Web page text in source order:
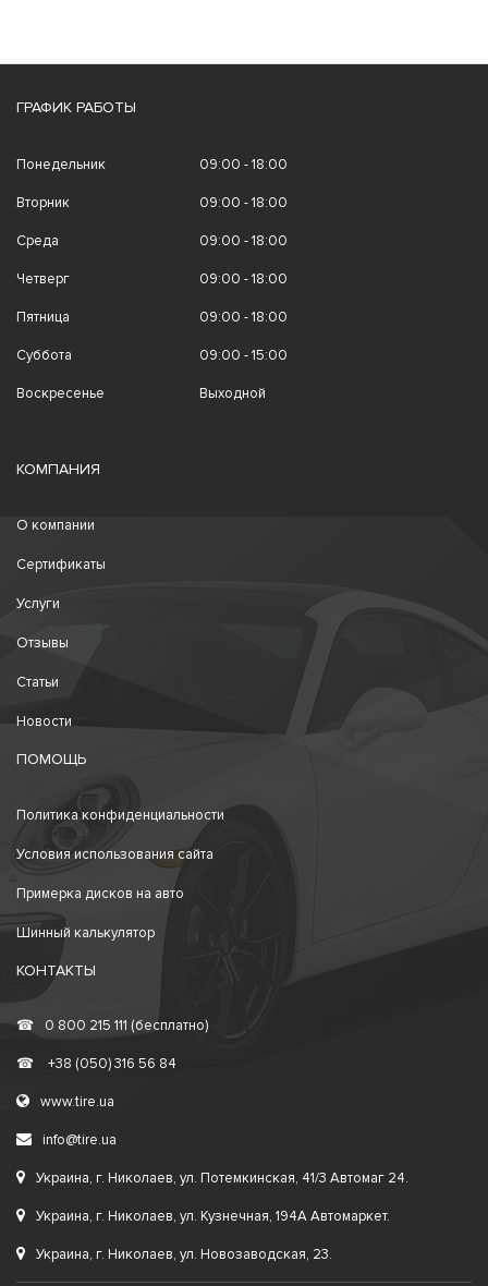
ГРАФИК РАБОТЫ
Понедельник 09:00 - 18:00
Вторник 09:00 - 18:00
Среда 09:00 - 18:00
Четверг 09:00 - 18:00
Пятница 09:00 - 18:00
Суббота 09:00 - 15:00
Воскресенье Выходной
КОМПАНИЯ
О компании
Сертификаты
Услуги
Отзывы
Статьи
Новости
ПОМОЩЬ
Политика конфиденциальности
Условия использования сайта
Примерка дисков на авто
Шинный калькулятор
КОНТАКТЫ
☎ 0 800 215 111 (бесплатно)
☎ +38 (050) 316 56 84
www.tire.ua
info@tire.ua
Украина, г. Николаев, ул. Потемкинская, 41/3 Автомаг 24.
Украина, г. Николаев, ул. Кузнечная, 194А Автомаркет.
Украина, г. Николаев, ул. Новозаводская, 23.